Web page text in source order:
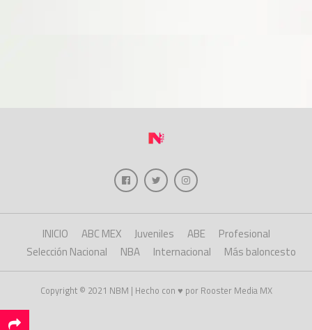
INICIO ABC MEX Juveniles ABE
Profesional
Selección Nacional
NBA Internacional Más baloncesto
Copyright © 2021 NBM | Hecho con ♥ por Rooster Media MX